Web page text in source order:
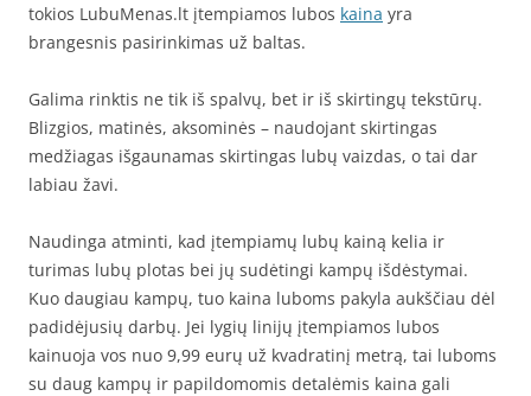
tokios LubuMenas.lt įtempiamos lubos kaina yra
brangesnis pasirinkimas už baltas.
Galima rinktis ne tik iš spalvų, bet ir iš skirtingų tekstūrų.
Blizgios, matinės, aksominės – naudojant skirtingas
medžiagas išgaunamas skirtingas lubų vaizdas, o tai dar
labiau žavi.
Naudinga atminti, kad įtempiamų lubų kainą kelia ir
turimas lubų plotas bei jų sudėtingi kampų išdėstymai.
Kuo daugiau kampų, tuo kaina luboms pakyla aukščiau dėl
padidėjusių darbų. Jei lygių linijų įtempiamos lubos
kainuoja vos nuo 9,99 eurų už kvadratinį metrą, tai luboms
su daug kampų ir papildomomis detalėmis kaina gali